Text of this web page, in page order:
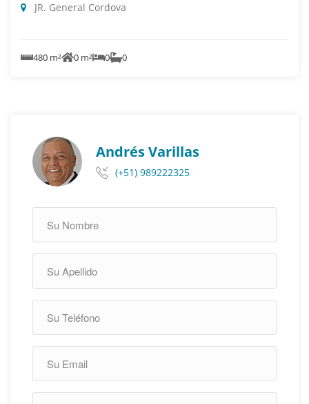
JR. General Cordova
480 m² 0 m² 0 0
Andrés Varillas
(+51) 989222325